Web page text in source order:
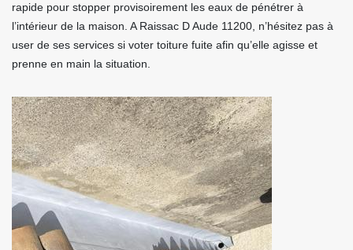
rapide pour stopper provisoirement les eaux de pénétrer à
l’intérieur de la maison. A Raissac D Aude 11200, n’hésitez pas à
user de ses services si voter toiture fuite afin qu’elle agisse et
prenne en main la situation.